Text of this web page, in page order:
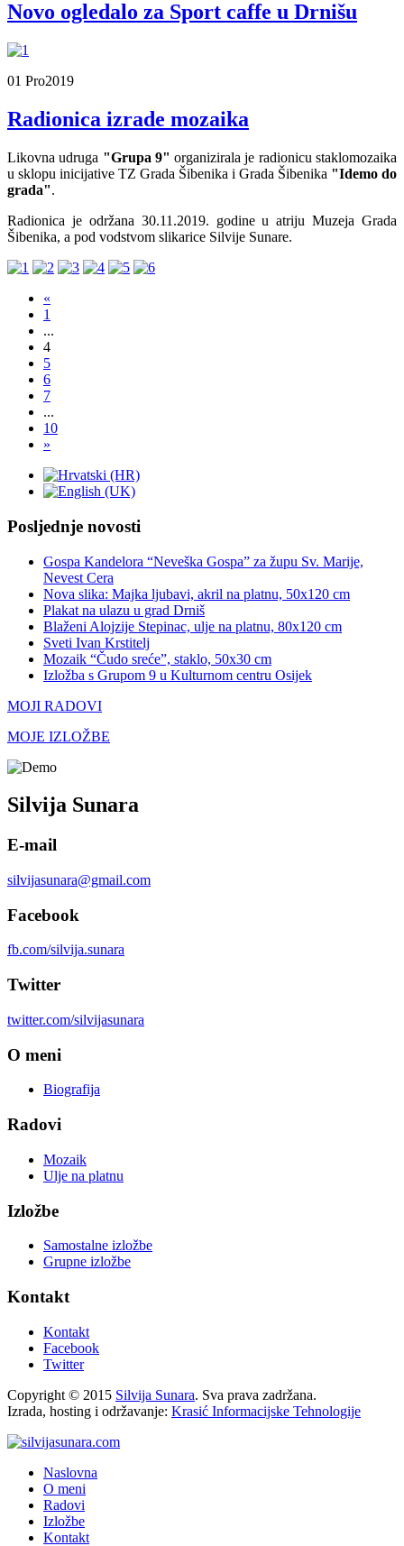
Novo ogledalo za Sport caffe u Drnišu
01 Pro2019
Radionica izrade mozaika
Likovna udruga "Grupa 9" organizirala je radionicu staklomozaika
u sklopu inicijative TZ Grada Šibenika i Grada Šibenika "Idemo do
grada".
Radionica je održana 30.11.2019. godine u atriju Muzeja Grada
Šibenika, a pod vodstvom slikarice Silvije Sunare.
«
1
...
4
5
6
7
...
10
»
Posljednje novosti
Gospa Kandelora “Neveška Gospa” za župu Sv. Marije,
Nevest Cera
Nova slika: Majka ljubavi, akril na platnu, 50x120 cm
Plakat na ulazu u grad Drniš
Blaženi Alojzije Stepinac, ulje na platnu, 80x120 cm
Sveti Ivan Krstitelj
Mozaik “Čudo sreće”, staklo, 50x30 cm
Izložba s Grupom 9 u Kulturnom centru Osijek
MOJI RADOVI
MOJE IZLOŽBE
Silvija Sunara
E-mail
silvijasunara@gmail.com
Facebook
fb.com/silvija.sunara
Twitter
twitter.com/silvijasunara
O meni
Biografija
Radovi
Mozaik
Ulje na platnu
Izložbe
Samostalne izložbe
Grupne izložbe
Kontakt
Kontakt
Facebook
Twitter
Copyright © 2015 Silvija Sunara. Sva prava zadržana.
Izrada, hosting i održavanje: Krasić Informacijske Tehnologije
Naslovna
O meni
Radovi
Izložbe
Kontakt